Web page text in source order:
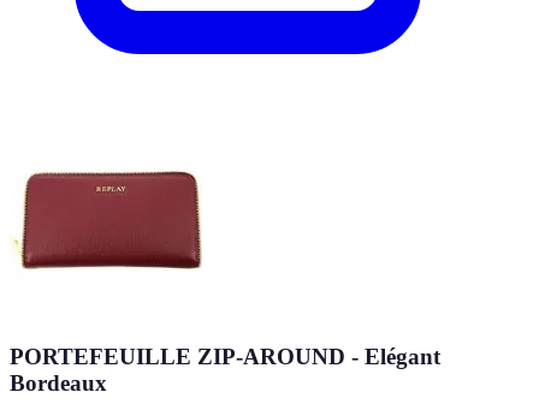
PORTEFEUILLE ZIP-AROUND - Elégant
Bordeaux